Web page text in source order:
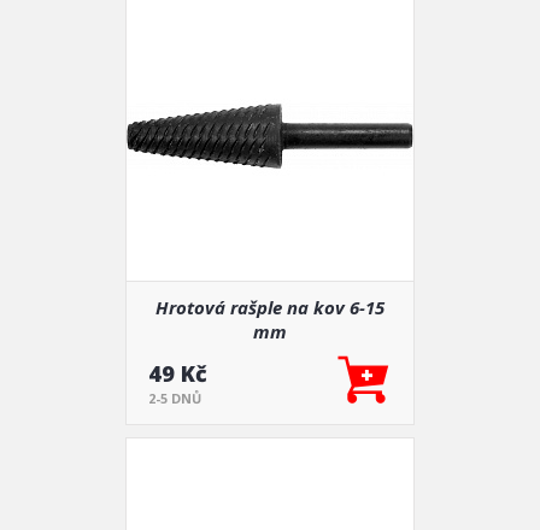
Hrotová rašple na kov 6-15
mm
49 Kč
2-5 DNŮ